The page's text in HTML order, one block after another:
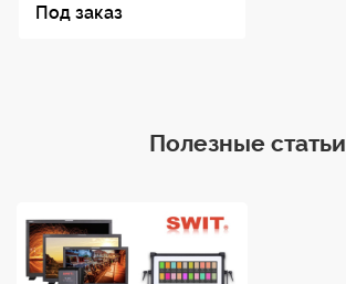
Требования к
Потребляемая
Под заказ
Полезные статьи